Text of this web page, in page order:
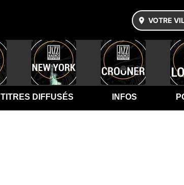
VOTRE
TITRES DIFFUSÉS INFOS